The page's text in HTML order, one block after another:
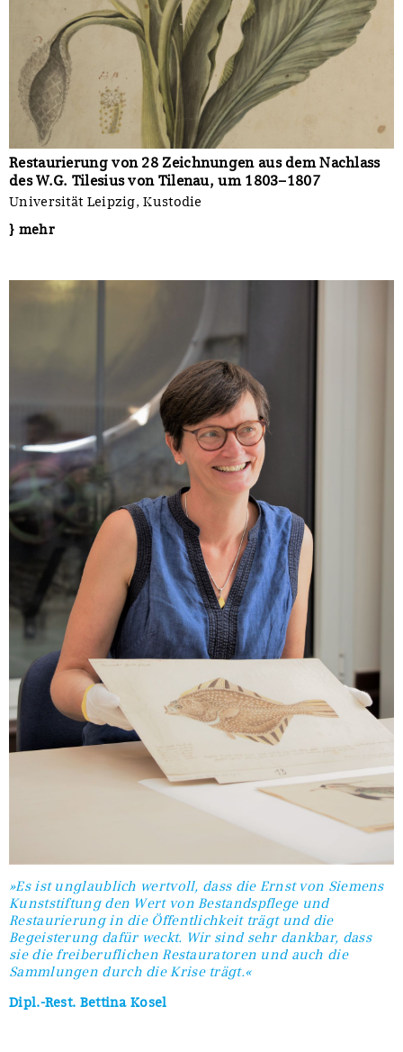
Restaurierung von 28 Zeichnungen aus dem Nachlass
des W.G. Tilesius von Tilenau, um 1803–1807
Universität Leipzig, Kustodie
} mehr
»Es ist unglaublich wertvoll, dass die Ernst von Siemens
Kunststiftung den Wert von Bestandspflege und
Restaurierung in die Öffentlichkeit trägt und die
Begeisterung dafür weckt. Wir sind sehr dankbar, dass
sie die freiberuflichen Restauratoren und auch die
Sammlungen durch die Krise trägt.«
Dipl.-Rest. Bettina Kosel